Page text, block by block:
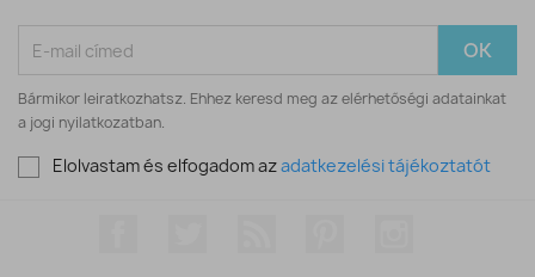
Bármikor leiratkozhatsz. Ehhez keresd meg az elérhetőségi adatainkat
a jogi nyilatkozatban.
Elolvastam és elfogadom azadatkezelési tájékoztatót